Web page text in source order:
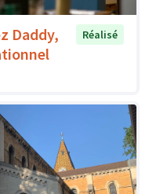
Daddy,
Réalisé